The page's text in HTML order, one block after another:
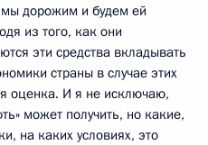
дорожим и будем ей
из того, как они
эти средства вкладывать
страны в случае этих
оценка. И я не исключаю,
может получить, но какие,
на каких условиях, это